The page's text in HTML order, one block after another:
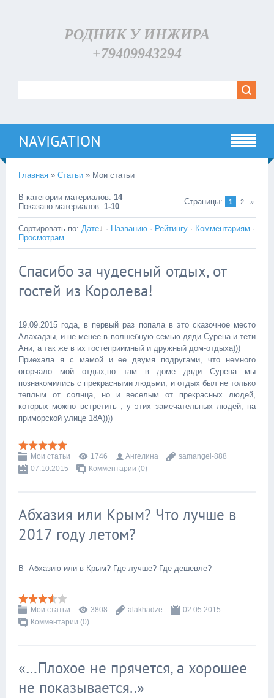
РОДНИК У ИНЖИРА
+79409943294
NAVIGATION
Главная » Статьи » Мои статьи
В категории материалов: 14
Показано материалов: 1-10
Страницы: 1 2 »
Сортировать по: Дате · Названию · Рейтингу · Комментариям ·
Просмотрам
Спасибо за чудесный отдых, от
гостей из Королева!
19.09.2015 года, в первый раз попала в это сказочное место
Алахадзы, и не менее в волшебную семью дяди Сурена и тети
Ани, а так же в их гостеприимный и дружный дом-отдыха)))
Приехала я с мамой и ее двумя подругами, что немного
огорчало мой отдых,но там в доме дяди Сурена мы
познакомились с прекрасными людьми, и отдых был не только
теплым от солнца, но и веселым от прекрасных людей,
которых можно встретить , у этих замечательных людей, на
приморской улице 18А))))
Мои статьи 1746 Ангелина
samangel-888
07.10.2015
Комментарии (0)
Абхазия или Крым? Что лучше в
2017 году летом?
В Абхазию или в Крым? Где лучше? Где дешевле?
Мои статьи 3808 alakhadze
02.05.2015
Комментарии (0)
«…Плохое не прячется, а хорошее
не показывается..»